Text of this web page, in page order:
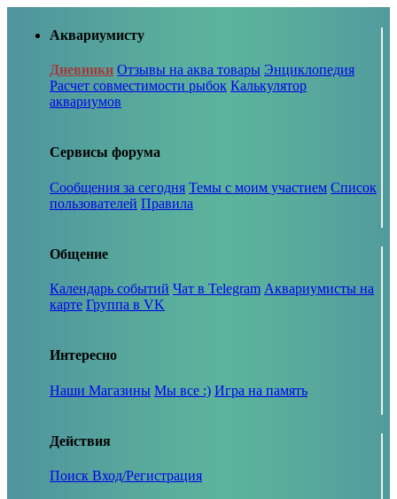
Аквариумисту
Дневники Отзывы на аква товары Энциклопедия
Расчет совместимости рыбок Калькулятор
аквариумов
Сервисы форума
Сообщения за сегодня Темы с моим участием Список
пользователей Правила
Общение
Календарь событий Чат в Telegram Аквариумисты на
карте Группа в VK
Интересно
Наши Магазины Мы все :) Игра на память
Действия
Поиск Вход/Регистрация